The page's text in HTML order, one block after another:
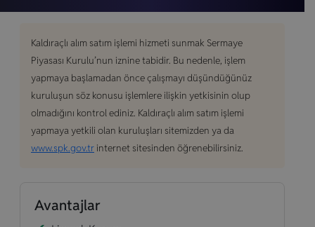
Kaldıraçlı alım satım işlemi hizmeti sunmak Sermaye
Piyasası Kurulu’nun iznine tabidir. Bu nedenle, işlem
yapmaya başlamadan önce çalışmayı düşündüğünüz
kuruluşun söz konusu işlemlere ilişkin yetkisinin olup
olmadığını kontrol ediniz. Kaldıraçlı alım satım işlemi
yapmaya yetkili olan kuruluşları sitemizden ya da
www.spk.gov.tr internet sitesinden öğrenebilirsiniz.
Avantajlar